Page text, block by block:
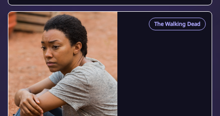
The Walking Dead